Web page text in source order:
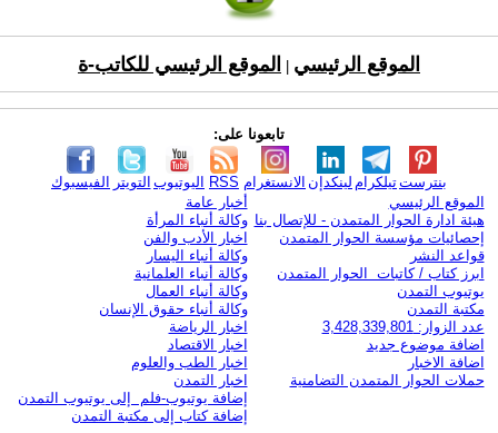
الموقع الرئيسي الموقع الرئيسي للكاتب-ة
تابعونا على:
الفيسبوك التويتر اليوتيوب RSS الانستغرام لينكدإن تيلكرامبنترست
الموقع الرئيسي
هيئة ادارة الحوار المتمدن - للإتصال بنا
إحصائيات مؤسسة الحوار المتمدن
قواعد النشر
ابرز كتاب / كاتبات الحوار المتمدن
يوتيوب التمدن
مكتبة التمدن
عدد الزوار: 3,428,339,801
اضافة موضوع جديد
اضافة الاخبار
حملات الحوار المتمدن التضامنية
أخبار عامة
وكالة أنباء المرأة
اخبار الأدب والفن
وكالة أنباء اليسار
وكالة أنباء العلمانية
وكالة أنباء العمال
وكالة أنباء حقوق الإنسان
اخبار الرياضة
اخبار الاقتصاد
اخبار الطب والعلوم
اخبار التمدن
إضافة يوتيوب-فلم إلى يوتيوب التمدن
إضافة كتاب إلى مكتبة التمدن